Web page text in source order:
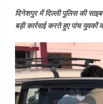
दिनेशपुर में दिल्ली पुलिस की
बड़ी कार्रवाई करते हुए पांच युवकों